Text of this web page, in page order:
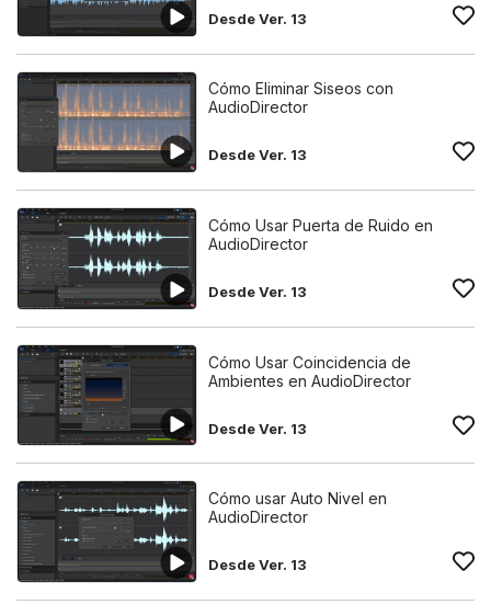
Desde Ver. 13
Cómo Eliminar Siseos con
AudioDirector
Desde Ver. 13
Cómo Usar Puerta de Ruido en
AudioDirector
Desde Ver. 13
Cómo Usar Coincidencia de
Ambientes en AudioDirector
Desde Ver. 13
Cómo usar Auto Nivel en
AudioDirector
Desde Ver. 13